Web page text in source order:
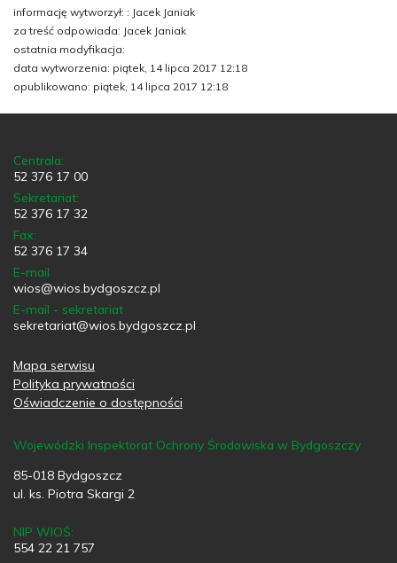
informację wytworzył: : Jacek Janiak
za treść odpowiada: Jacek Janiak
ostatnia modyfikacja:
data wytworzenia: piątek, 14 lipca 2017 12:18
opublikowano: piątek, 14 lipca 2017 12:18
Centrala:
52 376 17 00
Sekretariat:
52 376 17 32
Fax:
52 376 17 34
E-mail
wios@wios.bydgoszcz.pl
E-mail - sekretariat
sekretariat@wios.bydgoszcz.pl
Mapa serwisu
Polityka prywatności
Oświadczenie o dostępności
Wojewódzki Inspektorat Ochrony Środowiska w Bydgoszczy
85-018 Bydgoszcz
ul. ks. Piotra Skargi 2
NIP WIOŚ:
554 22 21 757